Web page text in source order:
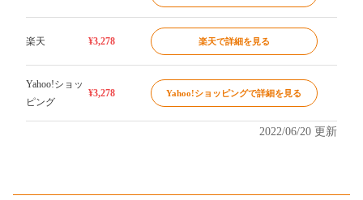
楽天 ¥3,278 楽天で詳細を見る
Yahoo!ショッ
ピング
¥3,278 Yahoo!ショッピングで詳細を見る
2022/06/20 更新